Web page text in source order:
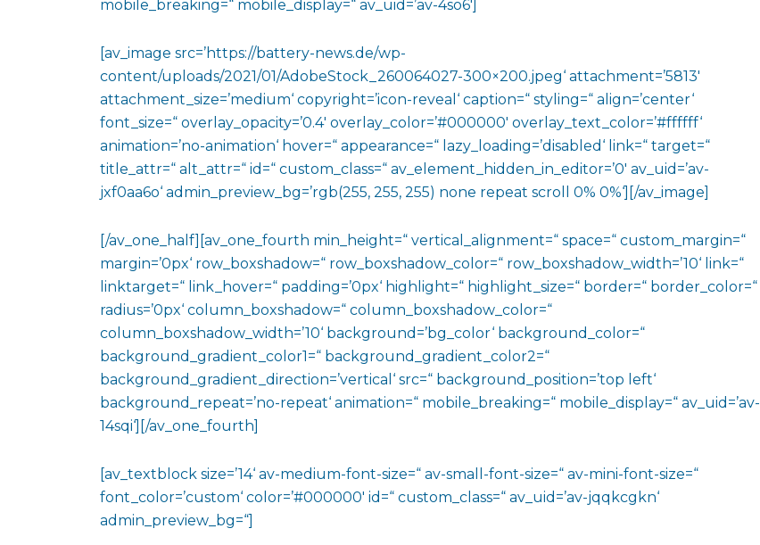
mobile_breaking=“ mobile_display=“ av_uid=’av-4so6′]
[av_image src=’https://battery-news.de/wp-
content/uploads/2021/01/AdobeStock_260064027-300×200.jpeg‘ attachment=’5813′
attachment_size=’medium‘ copyright=’icon-reveal‘ caption=“ styling=“ align=’center‘
font_size=“ overlay_opacity=’0.4′ overlay_color=’#000000′ overlay_text_color=’#ffffff‘
animation=’no-animation‘ hover=“ appearance=“ lazy_loading=’disabled‘ link=“ target=“
title_attr=“ alt_attr=“ id=“ custom_class=“ av_element_hidden_in_editor=’0′ av_uid=’av-
jxf0aa6o‘ admin_preview_bg=’rgb(255, 255, 255) none repeat scroll 0% 0%‘][/av_image]
[/av_one_half][av_one_fourth min_height=“ vertical_alignment=“ space=“ custom_margin=“
margin=’0px‘ row_boxshadow=“ row_boxshadow_color=“ row_boxshadow_width=’10‘ link=“
linktarget=“ link_hover=“ padding=’0px‘ highlight=“ highlight_size=“ border=“ border_color=“
radius=’0px‘ column_boxshadow=“ column_boxshadow_color=“
column_boxshadow_width=’10‘ background=’bg_color‘ background_color=“
background_gradient_color1=“ background_gradient_color2=“
background_gradient_direction=’vertical‘ src=“ background_position=’top left‘
background_repeat=’no-repeat‘ animation=“ mobile_breaking=“ mobile_display=“ av_uid=’av-
14sqi‘][/av_one_fourth]
[av_textblock size=’14‘ av-medium-font-size=“ av-small-font-size=“ av-mini-font-size=“
font_color=’custom‘ color=’#000000′ id=“ custom_class=“ av_uid=’av-jqqkcgkn‘
admin_preview_bg=“]